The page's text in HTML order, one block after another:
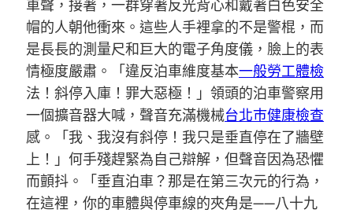
車聲，接著，一群穿著反光背心和戴著白色安全
帽的人朝他衝來。這些人手裡拿的不是警棍，而
是長長的測量尺和巨大的電子角度儀，臉上的表
情極度嚴肅。「違反泊車維度基本一般勞工體檢
法！斜停入庫！罪大惡極！」領頭的泊車警察用
一個擴音器大喊，聲音充滿機械台北巿健康檢查
感。「我、我沒有斜停！我只是垂直停在了牆壁
上！」何手殘趕緊為自己辯解，但聲音因為恐懼
而顫抖。「垂直泊車？那是在第三次元的行為，
在這裡，你的車體與停車線的夾角是——八十九